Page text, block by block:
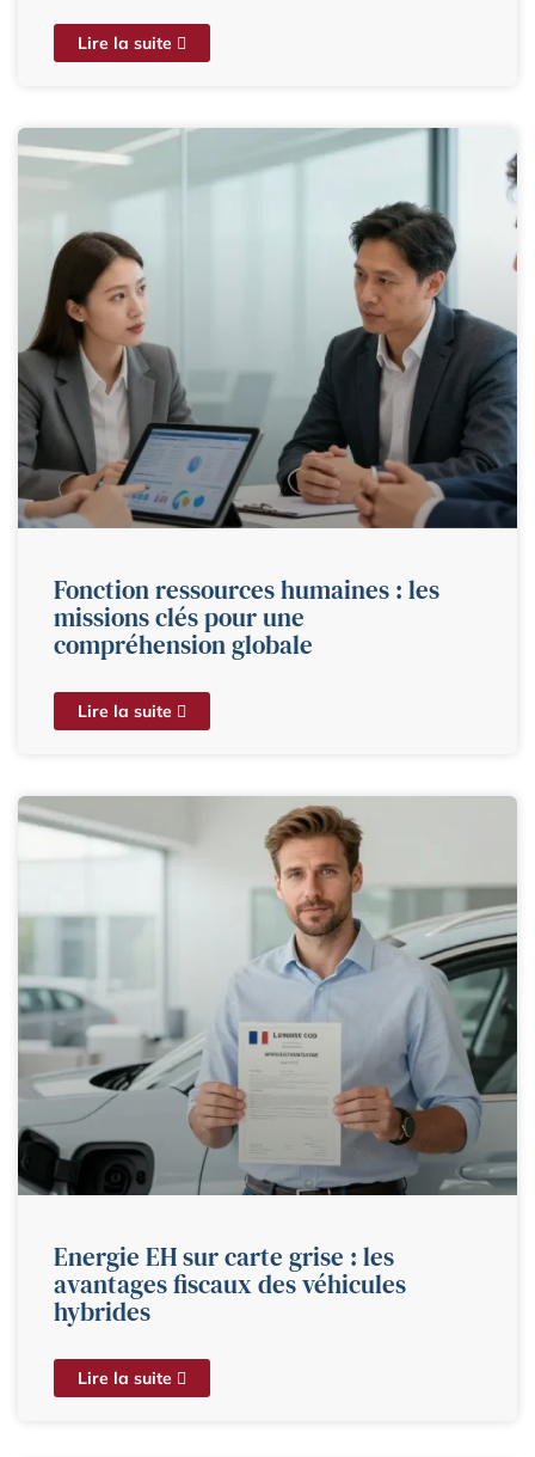
Lire la suite
Fonction ressources humaines : les
missions clés pour une
compréhension globale
Lire la suite
Energie EH sur carte grise : les
avantages fiscaux des véhicules
hybrides
Lire la suite